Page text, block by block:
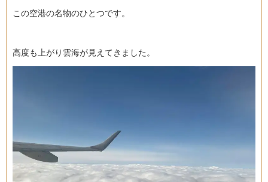
この空港の名物のひとつです。
高度も上がり雲海が見えてきました。